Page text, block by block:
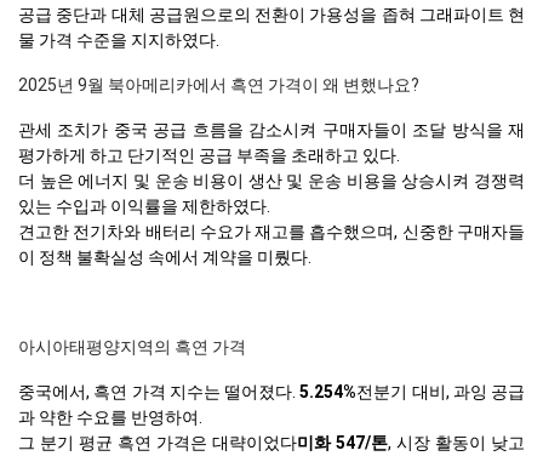
공급 중단과 대체 공급원으로의 전환이 가용성을 좁혀 그래파이트 현
물 가격 수준을 지지하였다.
2025년 9월 북아메리카에서 흑연 가격이 왜 변했나요?
관세 조치가 중국 공급 흐름을 감소시켜 구매자들이 조달 방식을 재
평가하게 하고 단기적인 공급 부족을 초래하고 있다.
더 높은 에너지 및 운송 비용이 생산 및 운송 비용을 상승시켜 경쟁력
있는 수입과 이익률을 제한하였다.
견고한 전기차와 배터리 수요가 재고를 흡수했으며, 신중한 구매자들
이 정책 불확실성 속에서 계약을 미뤘다.
아시아태평양지역의 흑연 가격
중국에서, 흑연 가격 지수는 떨어졌다. 5.254%전분기 대비, 과잉 공급
과 약한 수요를 반영하여.
그 분기 평균 흑연 가격은 대략이었다미화 547/톤, 시장 활동이 낮고